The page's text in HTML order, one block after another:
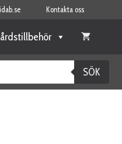
Kontakta oss
SÖK